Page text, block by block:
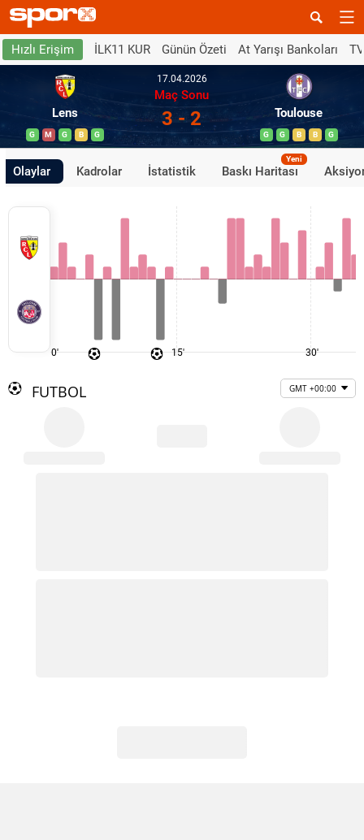
Hızlı Erişim İLK11 KUR Günün Özeti At Yarışı Bankoları
Lens
G M G B G
17.04.2026
Maç Sonu
3 - 2 Toulouse
G G B B G
Olaylar Kadrolar İstatistik Baskı Haritası
Yeni
0' 15' 30'
FUTBOL GMT +00:00